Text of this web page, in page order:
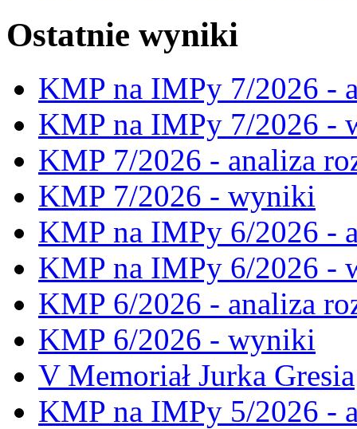
Ostatnie wyniki
KMP na IMPy 7/2026 -
KMP na IMPy 7/2026 -
KMP 7/2026 - analiza
KMP 7/2026 - wyniki
KMP na IMPy 6/2026 -
KMP na IMPy 6/2026 -
KMP 6/2026 - analiza
KMP 6/2026 - wyniki
V Memoriał Jurka Gresia
KMP na IMPy 5/2026 -